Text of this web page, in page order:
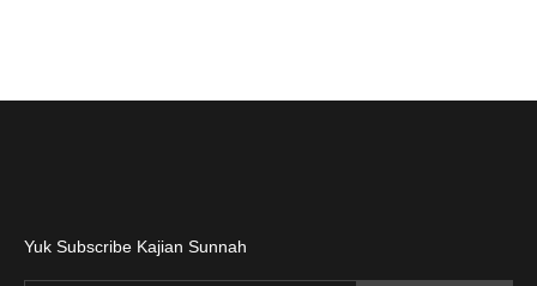
Yuk Subscribe Kajian Sunnah